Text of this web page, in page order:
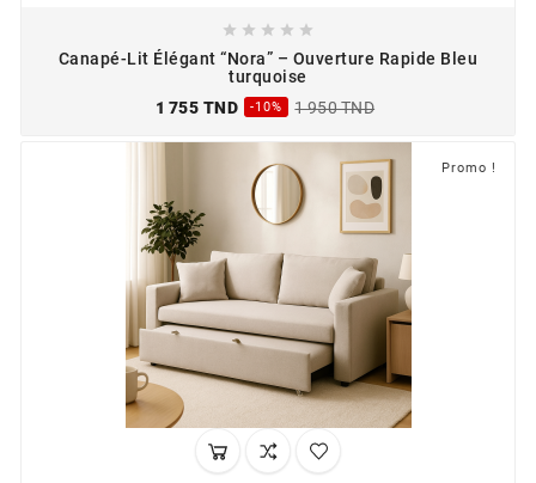
    
Canapé-Lit Élégant “Nora” – Ouverture Rapide Bleu
turquoise
1 755 TND
-10% 1 950 TND
Promo !